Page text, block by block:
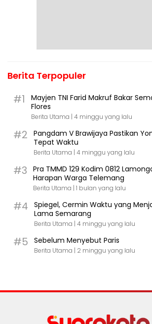
Berita Terpopuler
#1
Mayjen TNI Farid Makruf Bakar
Flores
Berita Utama | 4 minggu yang lalu
#2
Pangdam V Brawijaya Pastikan
Tepat Waktu
Berita Utama | 4 minggu yang lalu
#3
Pra TMMD 129 Kodim 0812
Harapan Warga Telemang
Berita Utama | 1 bulan yang lalu
#4
Spiegel, Cermin Waktu yang
Lama Semarang
Berita Utama | 4 minggu yang lalu
#5 Sebelum Menyebut Paris
Berita Utama | 2 minggu yang lalu